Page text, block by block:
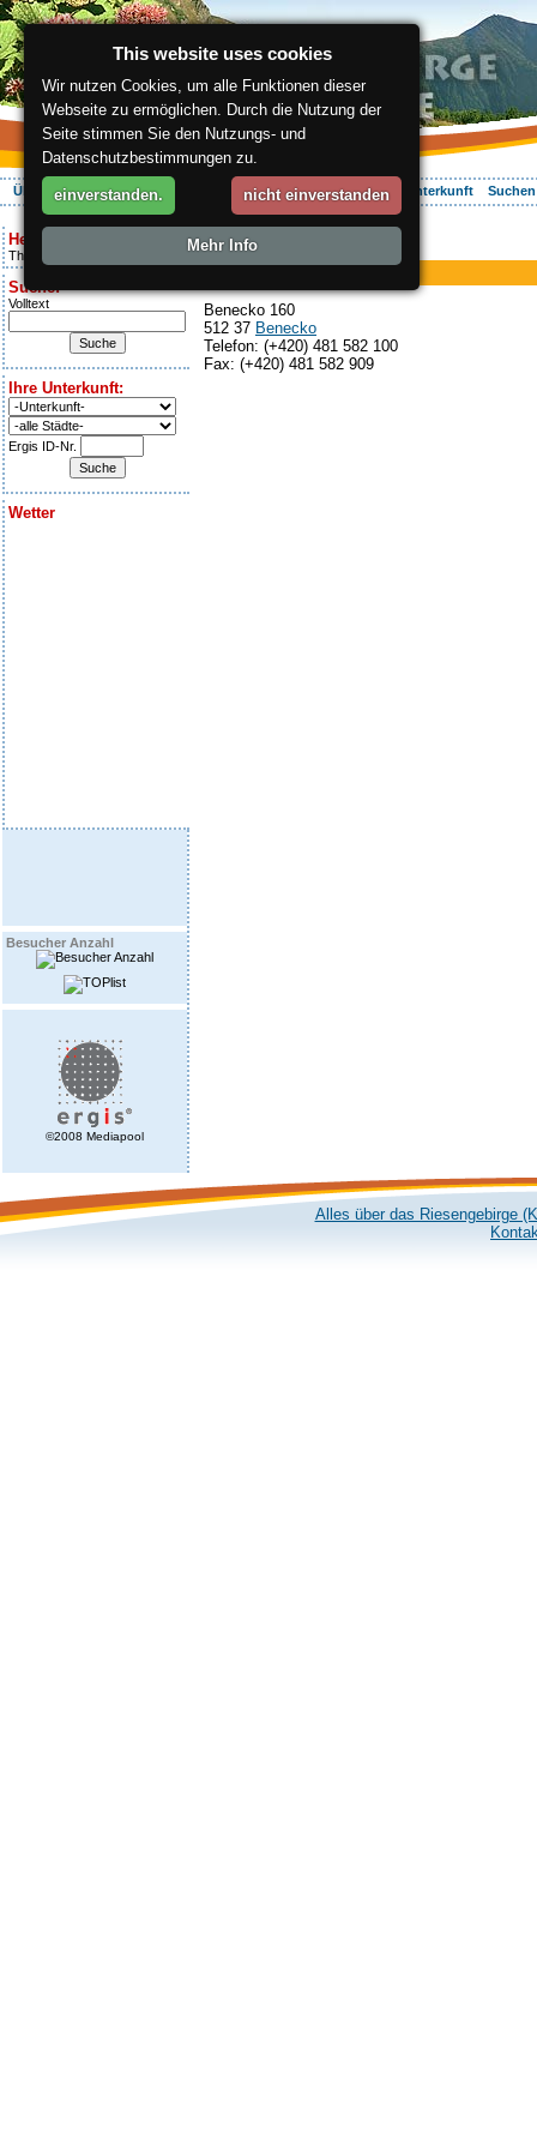
Über die Region Aktiv Erleben Entspannung Ihr Urlaub Unterkunft
Heute ist:
Thursday 6.08.2026
Suche:
Volltext
Ihre Unterkunft:
Ergis ID-Nr.
Wetter
Besucher Anzahl
©2008 Mediapool
ergis.cz> Hotel Žalý
Hotel, Restaurant
Hotel Žalý
Benecko 160
512 37 Benecko
Telefon: (+420) 481 582 100
Fax: (+420) 481 582 909
Alles über das Riesengebirge
This website uses cookies
Wir nutzen Cookies, um alle Funktionen dieser
Webseite zu ermöglichen. Durch die Nutzung der
Seite stimmen Sie den Nutzungs- und
Datenschutzbestimmungen zu.
einverstanden. nicht einverstanden
Mehr Info